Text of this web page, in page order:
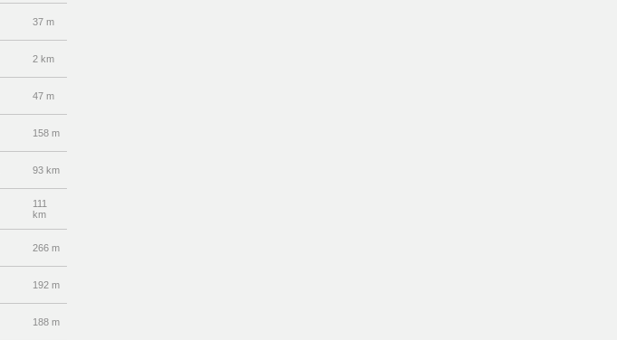
37 m
2 km
47 m
158 m
93 km
111
km
266 m
192 m
188 m